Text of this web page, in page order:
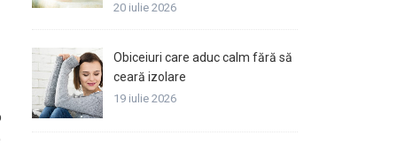
20 iulie 2026
Obiceiuri care aduc calm fără să
ceară izolare
19 iulie 2026